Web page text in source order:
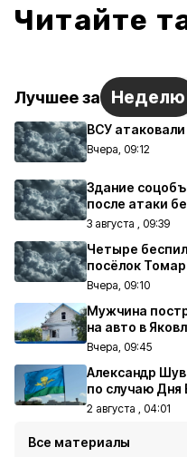
Читайте
Лучшее за Неделю
ВСУ
Вчера, 09:12
Здание
после атаки
3 августа , 09:39
Четыре
посёлок
Вчера, 09:10
Мужчина
на авто в
Вчера, 09:45
Александр
по случаю Дня
2 августа , 04:01
Все материалы